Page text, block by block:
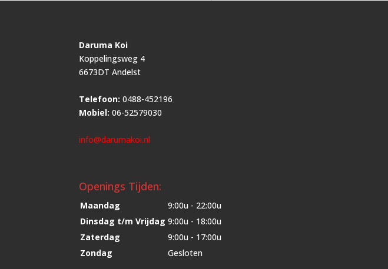
Daruma Koi
Koppelingsweg 4
6673DT Andelst
Telefoon: 0488-452196
Mobiel: 06-52579030
info@darumakoi.nl
Openings Tijden:
Maandag
9:00u - 22:00u
Dinsdag t/m Vrijdag 9:00u - 18:00u
Zaterdag
9:00u - 17:00u
Zondag
Gesloten